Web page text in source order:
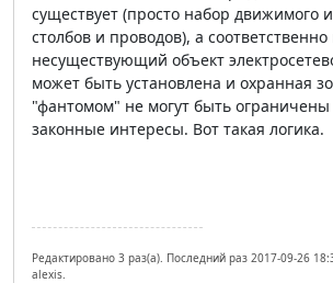
существует (просто набор движимого
столбов и проводов), а соответственно
несуществующий объект
может быть установлена и охранная
"фантомом" не могут быть
законные интересы. Вот такая логика.
Редактировано 3 раз(а). Последний раз 2017-09-26
alexis.